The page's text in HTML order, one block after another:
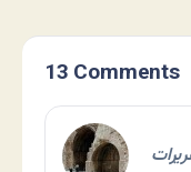
13 Comments